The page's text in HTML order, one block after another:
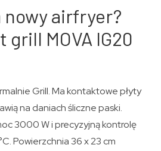
nowy airfryer?
grill MOVA IG20
Grill. Ma kontaktowe płyty
na daniach śliczne paski.
3000 W i precyzyjną kontrolę
Powierzchnia 36 x 23 cm